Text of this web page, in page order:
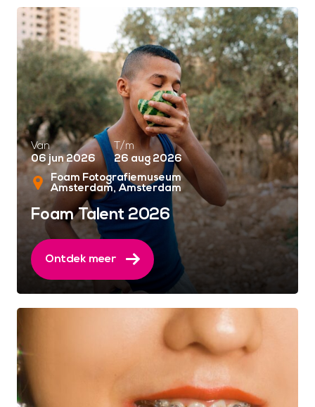
Van
06 jun 2026
T/m
26 aug 2026
Foam Fotografiemuseum
Amsterdam Amsterdam
Foam Talent 2026
Ontdek meer